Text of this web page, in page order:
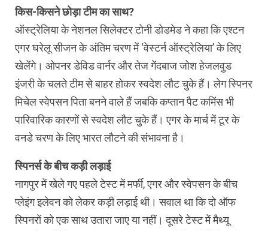
किस-किसने छोड़ा टीम का साथ?
ऑस्ट्रेलिया के नेशनल सिलेक्टर टोनी डोडमेड ने कहा कि एश्टन
एगर घरेलू सीजन के अंतिम चरण में ‘वेस्टर्न ऑस्ट्रेलिया’ के लिए
खेलेंगे। ओपनर डेविड वार्नर और तेज गेंदबाज जोश हेजलवुड
इंजरी के चलते टीम से बाहर होकर स्वदेश लौट चुके हैं। लेग स्पिनर
मिचेल स्वेपसन पिता बनने वाले हैं जबकि कप्तान पैट कमिंस भी
पारिवारिक कारणों से स्वदेश लौट चुके हैं। एगर के मार्च में टूर के
वनडे चरण के लिए भारत लौटने की संभावना है।
स्पिनर्स के बीच कड़ी लड़ाई
नागपुर में खेले गए पहले टेस्ट में मर्फी, एगर और स्वेपसन के बीच
प्लेइंग इलेवन को लेकर कड़ी लड़ाई थी। सवाल था कि दो ऑफ
स्पिनरों को एक साथ उतारा जाए या नहीं। दूसरे टेस्ट में मैथ्यू